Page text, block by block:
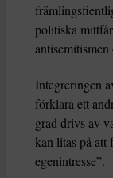
politiska
Integreringen
förklara ett
grad drivs av
kan litas på
egenintresse”.